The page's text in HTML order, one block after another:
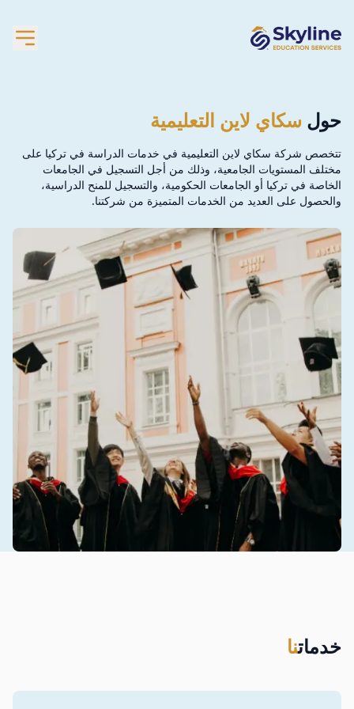
حول سكاي لاين التعليمية
تتخصص شركة سكاي لاين التعليمية في خدمات الدراسة في تركيا على
مختلف المستويات الجامعية، وذلك من أجل التسجيل في الجامعات
الخاصة في تركيا أو الجامعات الحكومية، والتسجيل للمنح الدراسية،
والحصول على العديد من الخدمات المتميزة من شركتنا.
خدماتنا